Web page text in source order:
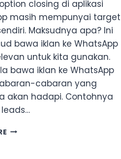
closing di aplikasi
masih mempunyai target
Maksudnya apa? Ini
bawa iklan ke WhatsApp
untuk kita gunakan.
bawa iklan ke WhatsApp
cabaran yang
akan hadapi. Contohnya
5